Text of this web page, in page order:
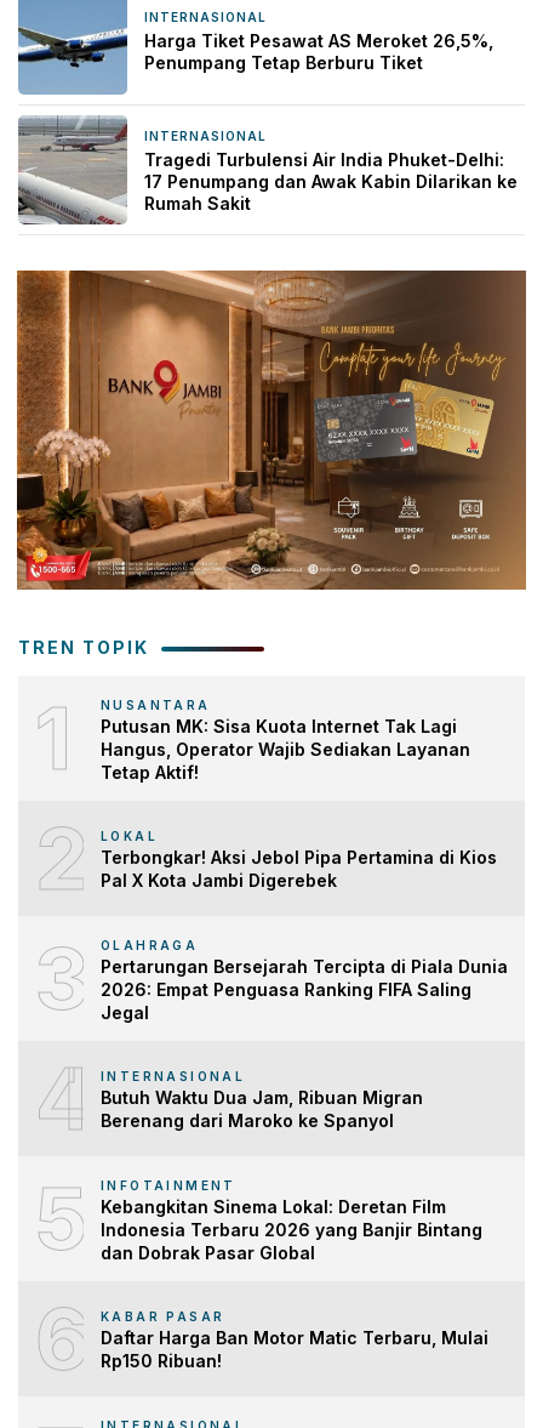
INTERNASIONAL
Harga Tiket Pesawat AS Meroket 26,5%,
Penumpang Tetap Berburu Tiket
INTERNASIONAL
Tragedi Turbulensi Air India Phuket-Delhi:
17 Penumpang dan Awak Kabin Dilarikan ke
Rumah Sakit
TREN TOPIK
1 NUSANTARA
Putusan MK: Sisa Kuota Internet Tak Lagi
Hangus, Operator Wajib Sediakan Layanan
Tetap Aktif!
2 LOKAL
Terbongkar! Aksi Jebol Pipa Pertamina di Kios
Pal X Kota Jambi Digerebek
3 OLAHRAGA
Pertarungan Bersejarah Tercipta di Piala Dunia
2026: Empat Penguasa Ranking FIFA Saling
Jegal
4 INTERNASIONAL
Butuh Waktu Dua Jam, Ribuan Migran
Berenang dari Maroko ke Spanyol
5 INFOTAINMENT
Kebangkitan Sinema Lokal: Deretan Film
Indonesia Terbaru 2026 yang Banjir Bintang
dan Dobrak Pasar Global
6 KABAR PASAR
Daftar Harga Ban Motor Matic Terbaru, Mulai
Rp150 Ribuan!